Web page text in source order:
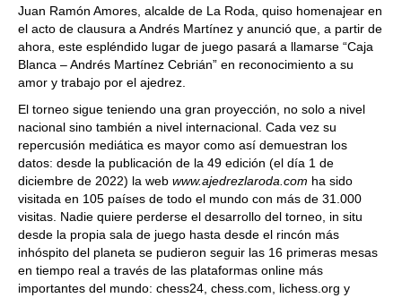
Juan Ramón Amores, alcalde de La Roda, quiso homenajear en
el acto de clausura a Andrés Martínez y anunció que, a partir de
ahora, este espléndido lugar de juego pasará a llamarse “Caja
Blanca – Andrés Martínez Cebrián” en reconocimiento a su
amor y trabajo por el ajedrez.
El torneo sigue teniendo una gran proyección, no solo a nivel
nacional sino también a nivel internacional. Cada vez su
repercusión mediática es mayor como así demuestran los
datos: desde la publicación de la 49 edición (el día 1 de
diciembre de 2022) la web www.ajedrezlaroda.com ha sido
visitada en 105 países de todo el mundo con más de 31.000
visitas. Nadie quiere perderse el desarrollo del torneo, in situ
desde la propia sala de juego hasta desde el rincón más
inhóspito del planeta se pudieron seguir las 16 primeras mesas
en tiempo real a través de las plataformas online más
importantes del mundo: chess24, chess.com, lichess.org y